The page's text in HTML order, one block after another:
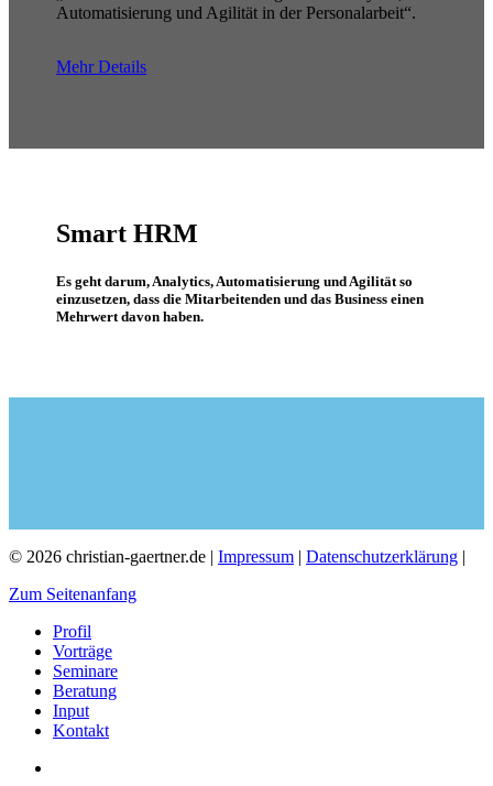
Automatisierung und Agilität in der Personalarbeit“.
Mehr Details
Smart HRM
Es geht darum, Analytics, Automatisierung und Agilität so
einzusetzen, dass die Mitarbeitenden und das Business einen
Mehrwert davon haben.
© 2026 christian-gaertner.de | Impressum | Datenschutzerklärung |
Zum Seitenanfang
Profil
Vorträge
Seminare
Beratung
Input
Kontakt